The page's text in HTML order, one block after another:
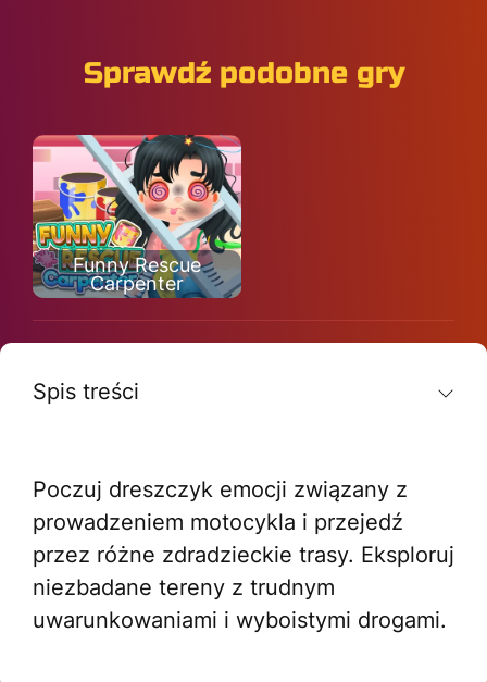
Sprawdź podobne gry
Funny Rescue
Carpenter
Spis treści
Poczuj dreszczyk emocji związany z
prowadzeniem motocykla i przejedź
przez różne zdradzieckie trasy. Eksploruj
niezbadane tereny z trudnym
uwarunkowaniami i wyboistymi drogami.